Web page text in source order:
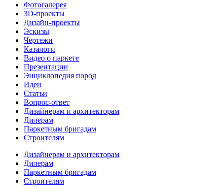
Фотогалерея
3D-проекты
Дизайн-проекты
Эскизы
Чертежи
Каталоги
Видео о паркете
Презентации
Энциклопедия пород
Идеи
Статьи
Вопрос-ответ
Дизайнерам и архитекторам
Дилерам
Паркетным бригадам
Строителям
Дизайнерам и архитекторам
Дилерам
Паркетным бригадам
Строителям